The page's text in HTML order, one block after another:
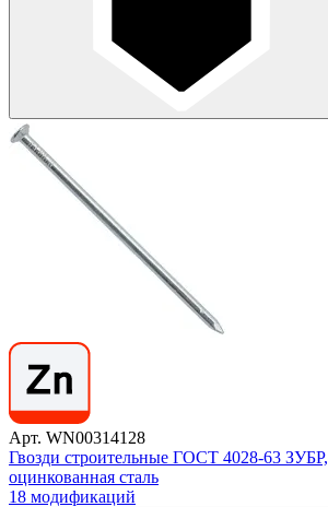
Арт. WN00314128
Гвозди строительные ГОСТ 4028-63 ЗУБР,
оцинкованная сталь
18 модификаций